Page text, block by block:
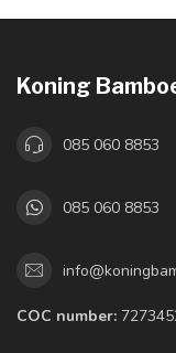
Koning
085 060 8853
085 060 8853
COC number: